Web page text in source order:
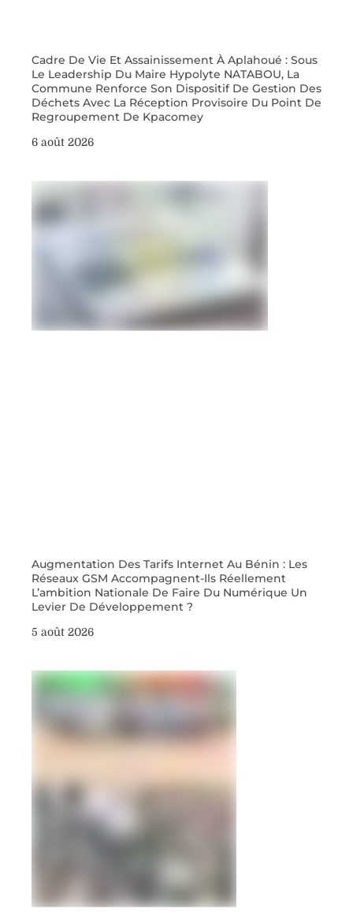
Cadre De Vie Et Assainissement À Aplahoué : Sous
Le Leadership Du Maire Hypolyte NATABOU, La
Commune Renforce Son Dispositif De Gestion Des
Déchets Avec La Réception Provisoire Du Point De
Regroupement De Kpacomey
6 août 2026
Augmentation Des Tarifs Internet Au Bénin : Les
Réseaux GSM Accompagnent-Ils Réellement
L’ambition Nationale De Faire Du Numérique Un
Levier De Développement ?
5 août 2026